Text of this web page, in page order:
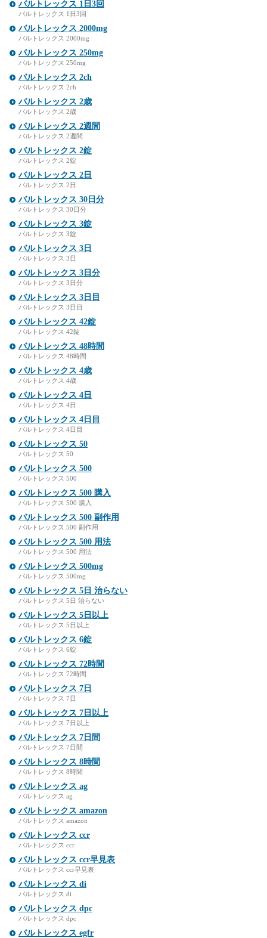
バルトレックス 1日3回
バルトレックス 1日3回
バルトレックス 2000mg
バルトレックス 2000mg
バルトレックス 250mg
バルトレックス 250mg
バルトレックス 2ch
バルトレックス 2ch
バルトレックス 2歳
バルトレックス 2歳
バルトレックス 2週間
バルトレックス 2週間
バルトレックス 2錠
バルトレックス 2錠
バルトレックス 2日
バルトレックス 2日
バルトレックス 30日分
バルトレックス 30日分
バルトレックス 3錠
バルトレックス 3錠
バルトレックス 3日
バルトレックス 3日
バルトレックス 3日分
バルトレックス 3日分
バルトレックス 3日目
バルトレックス 3日目
バルトレックス 42錠
バルトレックス 42錠
バルトレックス 48時間
バルトレックス 48時間
バルトレックス 4歳
バルトレックス 4歳
バルトレックス 4日
バルトレックス 4日
バルトレックス 4日目
バルトレックス 4日目
バルトレックス 50
バルトレックス 50
バルトレックス 500
バルトレックス 500
バルトレックス 500 購入
バルトレックス 500 購入
バルトレックス 500 副作用
バルトレックス 500 副作用
バルトレックス 500 用法
バルトレックス 500 用法
バルトレックス 500mg
バルトレックス 500mg
バルトレックス 5日 治らない
バルトレックス 5日 治らない
バルトレックス 5日以上
バルトレックス 5日以上
バルトレックス 6錠
バルトレックス 6錠
バルトレックス 72時間
バルトレックス 72時間
バルトレックス 7日
バルトレックス 7日
バルトレックス 7日以上
バルトレックス 7日以上
バルトレックス 7日間
バルトレックス 7日間
バルトレックス 8時間
バルトレックス 8時間
バルトレックス ag
バルトレックス ag
バルトレックス amazon
バルトレックス amazon
バルトレックス ccr
バルトレックス ccr
バルトレックス ccr早見表
バルトレックス ccr早見表
バルトレックス di
バルトレックス di
バルトレックス dpc
バルトレックス dpc
バルトレックス egfr